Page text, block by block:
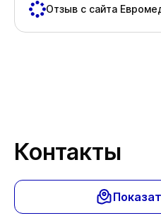
Отзыв с сайта
Контакты